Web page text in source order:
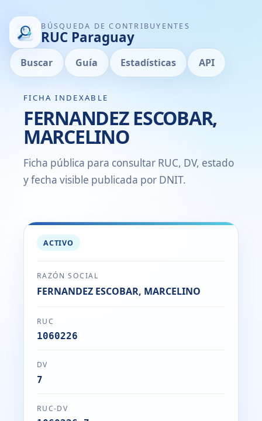
BÚSQUEDA DE CONTRIBUYENTES
RUC Paraguay
Buscar Guía Estadísticas API
FICHA INDEXABLE
FERNANDEZ ESCOBAR,
MARCELINO
Ficha pública para consultar RUC, DV, estado
y fecha visible publicada por DNIT.
ACTIVO
RAZÓN SOCIAL
FERNANDEZ ESCOBAR, MARCELINO
RUC
1060226
DV
7
RUC-DV